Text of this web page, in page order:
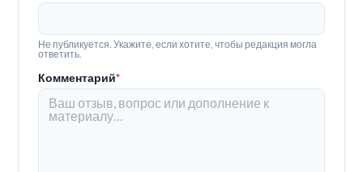
Не публикуется. Укажите, если хотите, чтобы редакция могла
ответить.
Комментарий*